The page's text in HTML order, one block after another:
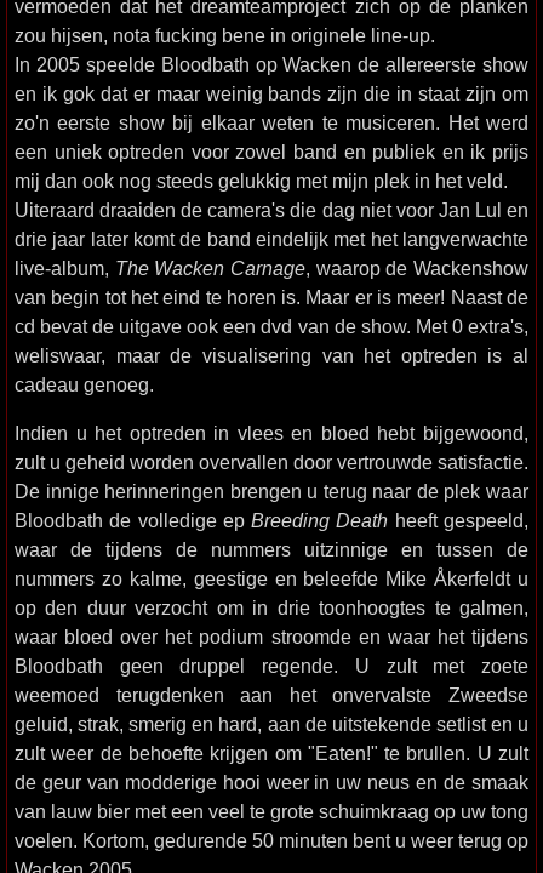
vermoeden dat het dreamteamproject zich op de planken
zou hijsen, nota fucking bene in originele line-up.
In 2005 speelde Bloodbath op Wacken de allereerste show
en ik gok dat er maar weinig bands zijn die in staat zijn om
zo'n eerste show bij elkaar weten te musiceren. Het werd
een uniek optreden voor zowel band en publiek en ik prijs
mij dan ook nog steeds gelukkig met mijn plek in het veld.
Uiteraard draaiden de camera's die dag niet voor Jan Lul en
drie jaar later komt de band eindelijk met het langverwachte
live-album, The Wacken Carnage, waarop de Wackenshow
van begin tot het eind te horen is. Maar er is meer! Naast de
cd bevat de uitgave ook een dvd van de show. Met 0 extra's,
weliswaar, maar de visualisering van het optreden is al
cadeau genoeg.
Indien u het optreden in vlees en bloed hebt bijgewoond,
zult u geheid worden overvallen door vertrouwde satisfactie.
De innige herinneringen brengen u terug naar de plek waar
Bloodbath de volledige epBreeding Death heeft gespeeld,
waar de tijdens de nummers uitzinnige en tussen de
nummers zo kalme, geestige en beleefde Mike Åkerfeldt u
op den duur verzocht om in drie toonhoogtes te galmen,
waar bloed over het podium stroomde en waar het tijdens
Bloodbath geen druppel regende. U zult met zoete
weemoed terugdenken aan het onvervalste Zweedse
geluid, strak, smerig en hard, aan de uitstekende setlist en u
zult weer de behoefte krijgen om "Eaten!" te brullen. U zult
de geur van modderige hooi weer in uw neus en de smaak
van lauw bier met een veel te grote schuimkraag op uw tong
voelen. Kortom, gedurende 50 minuten bent u weer terug op